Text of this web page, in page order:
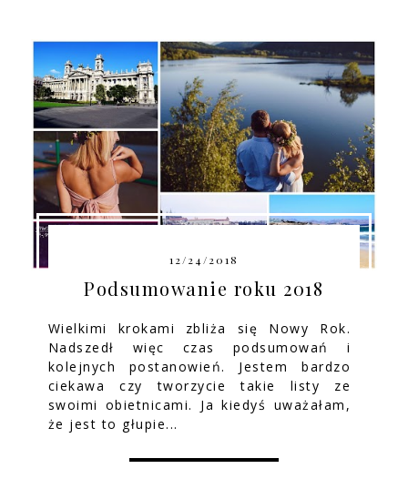
12/24/2018
Podsumowanie roku 2018
Wielkimi krokami zbliża się Nowy Rok.
Nadszedł więc czas podsumowań i
kolejnych postanowień. Jestem bardzo
ciekawa czy tworzycie takie listy ze
swoimi obietnicami. Ja kiedyś uważałam,
że jest to głupie...